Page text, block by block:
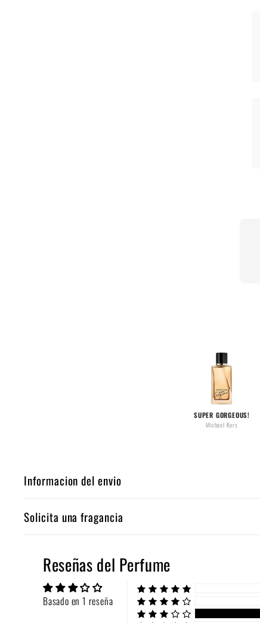
SUPER GORGEOUS!
Michael Kors
Informacion del envio
Solicita una fragancia
Reseñas del Perfume
Basado en 1 reseña